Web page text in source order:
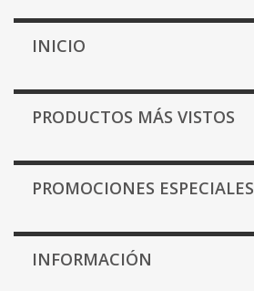
INICIO
PRODUCTOS MÁS VISTOS
PROMOCIONES ESPECIALES
INFORMACIÓN